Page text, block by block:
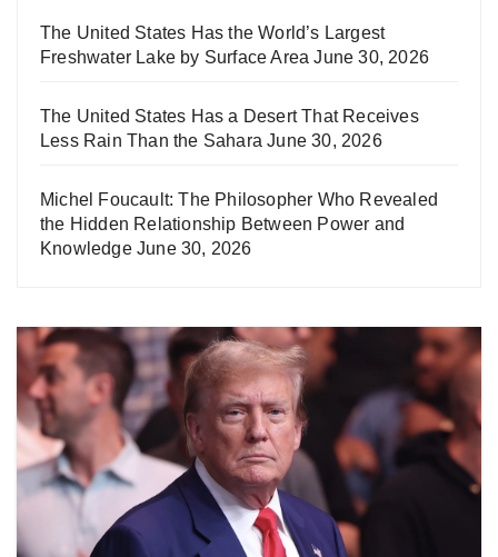
The United States Has the World’s Largest
Freshwater Lake by Surface Area June 30, 2026
The United States Has a Desert That Receives
Less Rain Than the Sahara June 30, 2026
Michel Foucault: The Philosopher Who Revealed
the Hidden Relationship Between Power and
Knowledge June 30, 2026